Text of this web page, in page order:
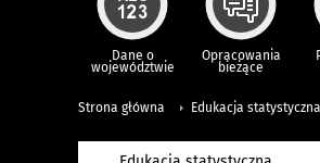
Dane o
województwie
Opracowania
bieżące
Strona główna Edukacja statystyczna